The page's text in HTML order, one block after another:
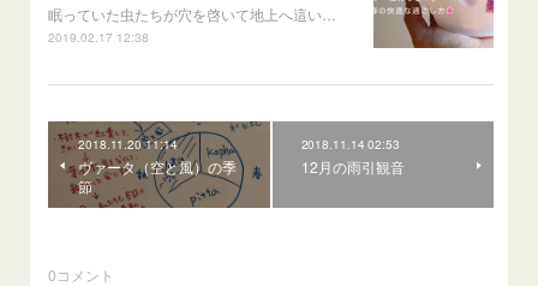
眠っていた虫たちが穴を啓いて地上へ這い…
2019.02.17 12:38
2018.11.20 11:14
ヴァータ（空と風）の季
節
2018.11.14 02:53
12月の雨引観音
0コメント